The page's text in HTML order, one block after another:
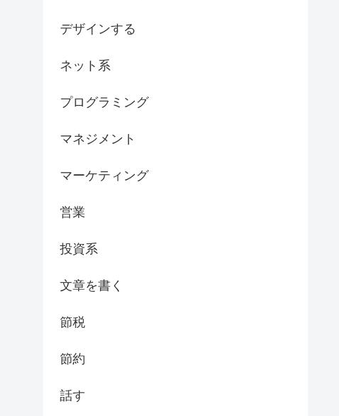
デザインする
ネット系
プログラミング
マネジメント
マーケティング
営業
投資系
文章を書く
節税
節約
話す